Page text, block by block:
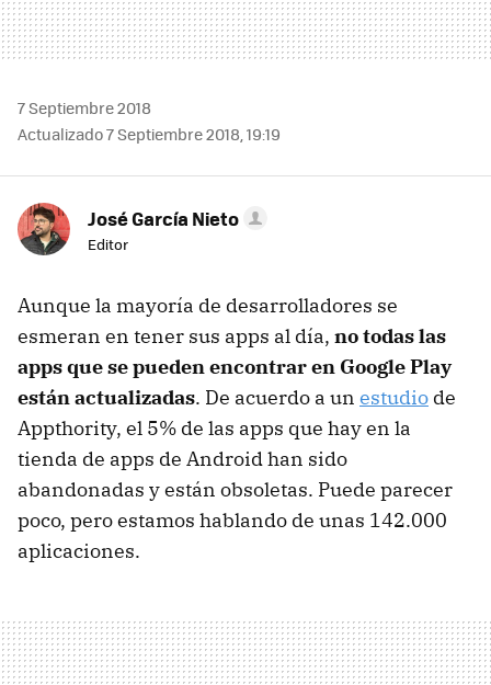
7 Septiembre 2018
Actualizado 7 Septiembre 2018, 19:19
José García Nieto
Editor
Aunque la mayoría de desarrolladores se
esmeran en tener sus apps al día, no todas las
apps que se pueden encontrar en Google Play
están actualizadas. De acuerdo a un estudio de
Appthority, el 5% de las apps que hay en la
tienda de apps de Android han sido
abandonadas y están obsoletas. Puede parecer
poco, pero estamos hablando de unas 142.000
aplicaciones.